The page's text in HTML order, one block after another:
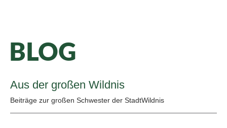
BLOG
Aus der großen Wildnis
Beiträge zur großen Schwester der StadtWildnis